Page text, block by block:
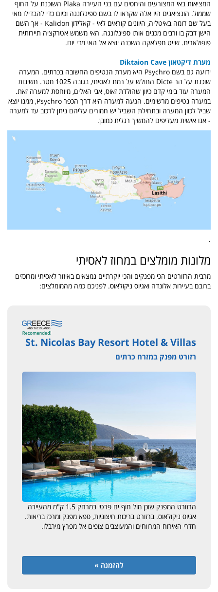
המציאות באי המצורעים והיחסים עם בני העיירה Plaka השוכנת על החוף
שממול. הונציאנים היו אלה שקראו לו בשם ספינלונגה וכיום כדי להבדילו מאי
בעל שם דומה באיטליה, היוונים קוראים לאי - קאלידון Kalidon - אך השם
הישן דבק בו ורבים מכנים אותו ספינלונגה. האי משמש אטרקציה תיירותית
פופולארית. שייט מפלאקה השכנה יוצא אל האי מדי יום.
מערת דיקטאון Diktaion Cave
ידועה גם בשם Psychro היא מערת הנטיפים החשובה בכרתים. המערה
שוכנת על הר Dicte החולש על רמת לאסיתי, בגובה 1025 מטר. חשיבות
המערה עוד בימי קדם כיוון שהולדת זאוס, אבי האלים, מיוחסת למערה זאת.
במערה נטיפים מרשימים. הגעה למערה היא דרך הכפר Psychro, ממנו יוצא
שביל לכוון המערה ובתחילת השביל יש חמורים עליהם ניתן לרכוב עד למערה
- אנו אישית מעדיפים להמשיך רגלית כמובן.
.
מלונות מומלצים במחוז לאסיתי
מרבית הרזורטים הכי מפנקים והכי יוקרתיים נמצאים באיזור לאסיתי ומרוכזים
ברובם בעיירות אלונדה ואגיוס ניקולאוס. לפניכם כמה מהמומלצים:
St. Nicolas Bay Resort Hotel & Villas
רזורט מפנק במזרח כרתים
הרזורט המפנק שוכן מול חוף ים פרטי במרחק 1.5 ק"מ מהעיירה
אגיוס ניקולאוס. ברזורט בריכות חיצוניות, ספא מפנק ומרכז בריאות.
חדרי האירוח המרווחים והמעוצבים צופים אל מפרץ מירבלו.
להזמנה »